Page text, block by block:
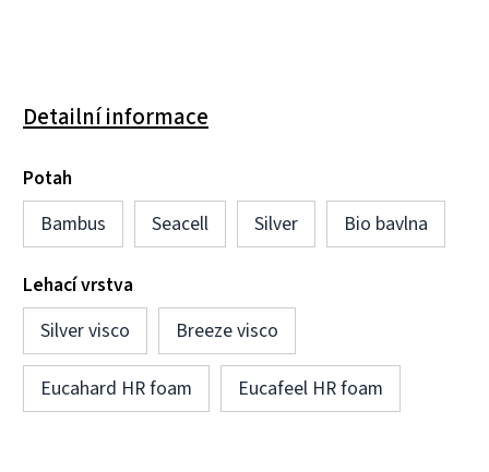
Detailní informace
Potah
Bambus
Seacell Silver Bio bavlna
Lehací vrstva
Silver visco
Breeze visco
Eucahard HR foam Eucafeel HR foam